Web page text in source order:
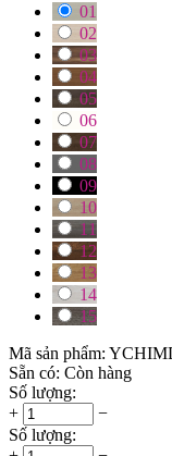
01
02
03
04
05
06
07
08
09
10
11
12
13
14
15
Mã sản phẩm:
Sẵn có: Còn hàng
Số lượng:
+
−
Số lượng: